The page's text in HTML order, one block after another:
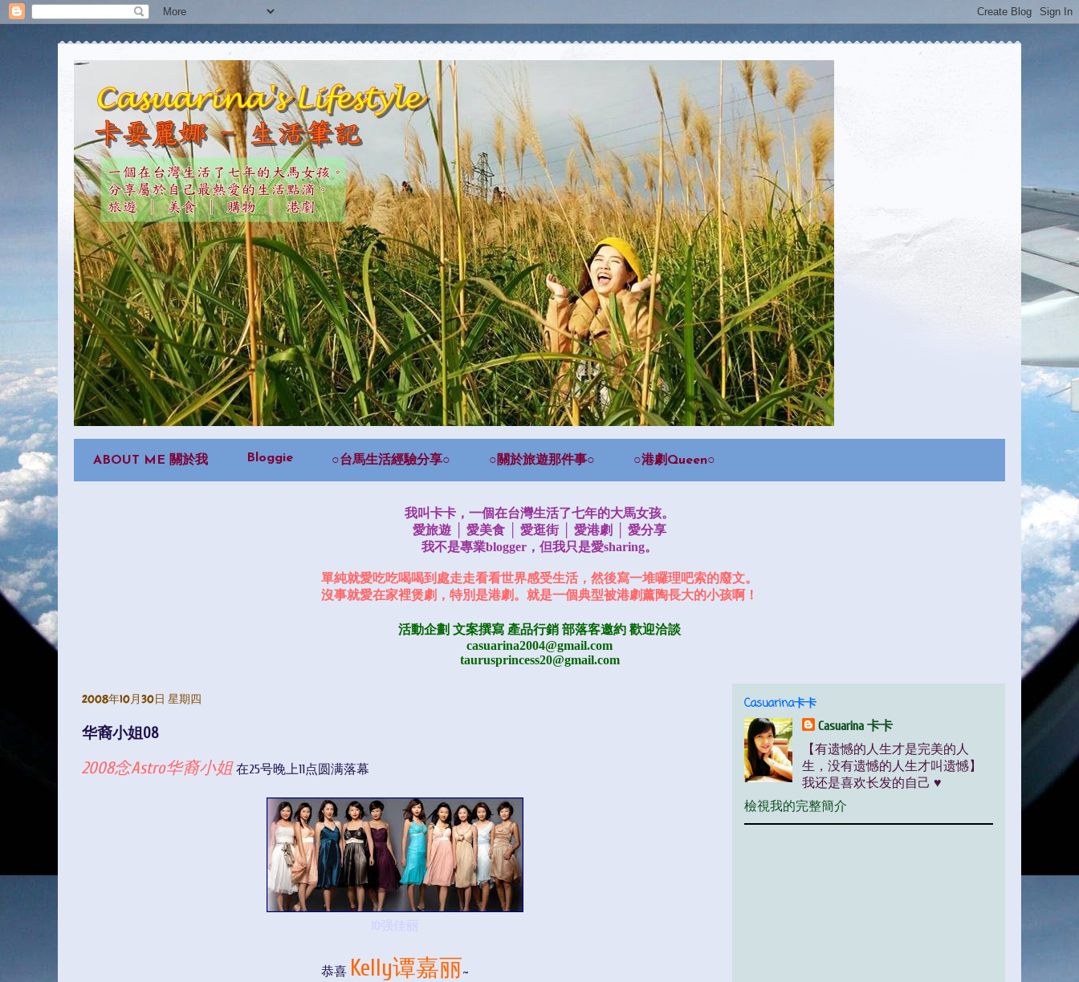
ABOUT ME 關於我 Bloggie ○台馬生活經驗分享○ ○關於旅遊那件事○ ○港劇Queen○
我叫卡卡，一個在台灣生活了七年的大馬女孩。
愛旅遊 │ 愛美食 │ 愛逛街 │ 愛港劇 │ 愛分享
我不是專業blogger，但我只是愛sharing。
單純就愛吃吃喝喝到處走走看看世界感受生活，然後寫一堆囉理吧索的廢文。
沒事就愛在家裡煲劇，特別是港劇。就是一個典型被港劇薰陶長大的小孩啊！
活動企劃 文案撰寫 產品行銷 部落客邀約 歡迎洽談
casuarina2004@gmail.com
taurusprincess20@gmail.com
2008年10月30日 星期四
华裔小姐08
2008念Astro华裔小姐 在25号晚上11点圆满落幕
10强佳丽
恭喜 Kelly谭嘉丽~
Casuarina卡卡
Casuarina 卡卡
【有遗憾的人生才是完美的人
生，没有遗憾的人生才叫遗憾】
我还是喜欢长发的自己 ♥
檢視我的完整簡介